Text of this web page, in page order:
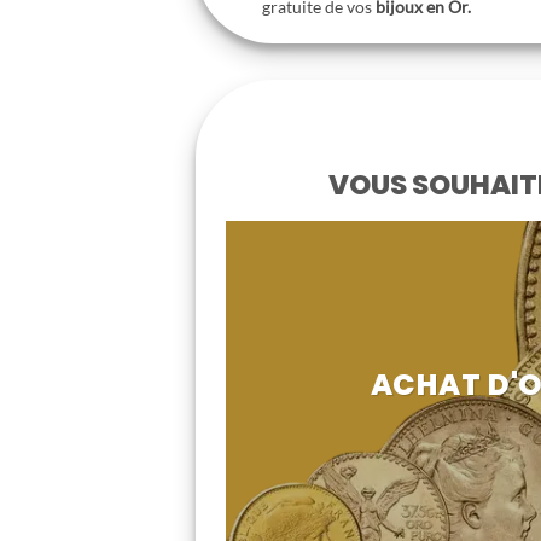
gratuite de vos bijoux en Or.
VOUS
ACHAT